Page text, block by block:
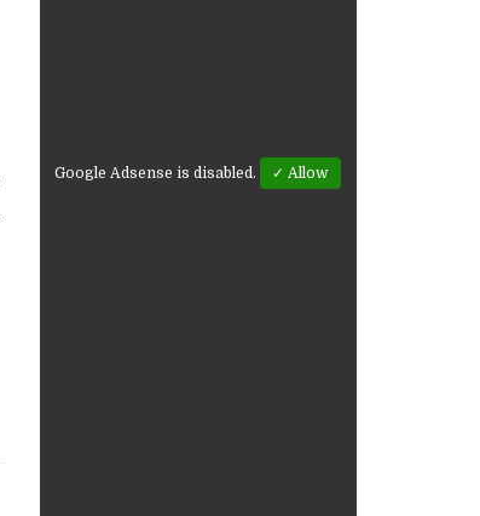
Google Adsense is disabled. ✓ Allow